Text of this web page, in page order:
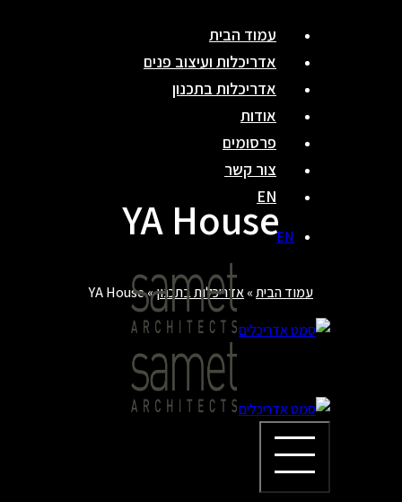
עמוד הבית
אדריכלות ועיצוב פנים
אדריכלות בתכנון
אודות
פרסומים
צור קשר
EN
EN
YA House
עמוד הבית»אדריכלות בתכנון»
YA House